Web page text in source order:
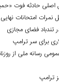
اصلی حادثه فوت
تندباد فضای مجازی
رسانه ملی از
ترامپ